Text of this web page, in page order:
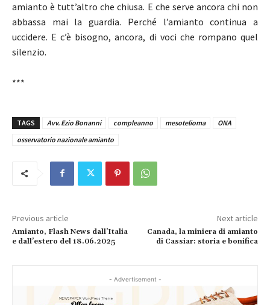
amianto è tutt’altro che chiusa. E che serve ancora chi non
abbassa mai la guardia. Perché l’amianto continua a
uccidere. E c’è bisogno, ancora, di voci che rompano quel
silenzio.
***
TAGS Avv. Ezio Bonanni compleanno mesotelioma
ONA
osservatorio nazionale amianto
Previous article
Amianto, Flash News dall’Italia
e dall’estero del 18.06.2025
Next article
Canada, la miniera di amianto
di Cassiar: storia e bonifica
- Advertisement -